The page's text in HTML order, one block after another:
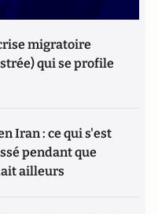
migratoire
qui se profile
Iran : ce qui s'est
pendant que
ailleurs